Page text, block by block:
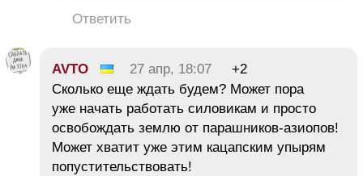
Ответить
AVTO 27 апр, 18:07
+2
Сколько еще ждать будем? Может пора
уже начать работать силовикам и просто
освобождать землю от парашников-азиопов!
Может хватит уже этим кацапским упырям
попустительствовать!